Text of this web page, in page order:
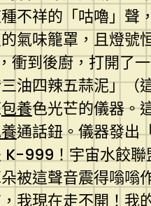
不祥的「咕嚕」聲
氣味籠罩，且燈號
到後廚，打開了
油四辣五蒜泥」（
包養色光芒的儀器。
通話鈕。儀器發
999！宇宙水餃
被這聲音震得嗡嗡
我現在走不開！我